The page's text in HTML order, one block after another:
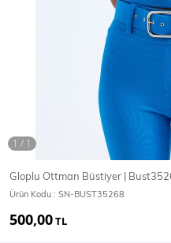
T-Shirt
Gloplu Ottman Büstiyer |
Ürün Kodu : SN-BUST35268
500,00TL